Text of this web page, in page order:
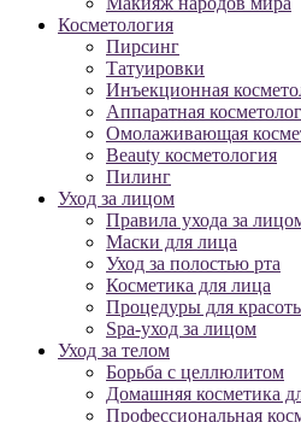
Косметология
Пирсинг
Татуировки
Инъекционная
Аппаратная
Омолаживающая
Beauty косметология
Пилинг
Уход за лицом
Правила ухода за
Маски для лица
Уход за полостью рта
Косметика для лица
Процедуры для
Spa-уход за лицом
Уход за телом
Борьба с целлюлитом
Домашняя косметика
Профессиональная